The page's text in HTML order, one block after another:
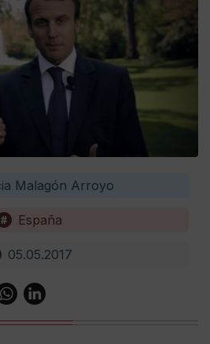
Malagón Arroyo
España
05.05.2017